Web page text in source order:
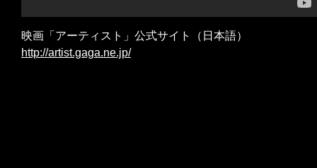
映画「アーティスト」公式サイト（日本語）
http://artist.gaga.ne.jp/